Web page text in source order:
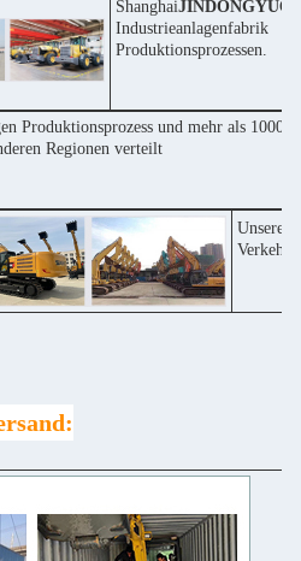
ShanghaiJINDONGYU
Produktionsprozessen.
Produktionsprozess und mehr als 1000
Regionen verteilt
Unsere